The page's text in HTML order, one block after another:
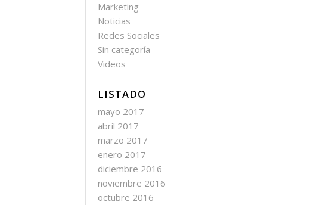
Marketing
Noticias
Redes Sociales
Sin categoría
Videos
LISTADO
mayo 2017
abril 2017
marzo 2017
enero 2017
diciembre 2016
noviembre 2016
octubre 2016